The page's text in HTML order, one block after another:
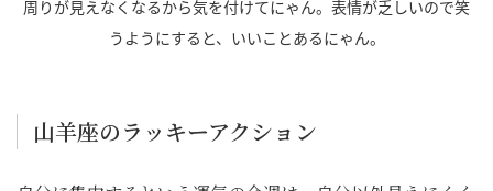
周りが見えなくなるから気を付けてにゃん。表情が乏しいので笑
うようにすると、いいことあるにゃん。
山羊座のラッキーアクション